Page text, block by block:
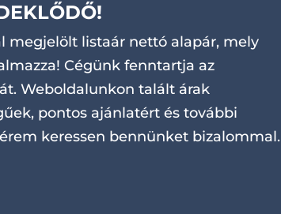
megjelölt listaár nettó alapár, mely
Cégünk fenntartja az
Weboldalunkon talált árak
pontos ajánlatért és további
keressen bennünket bizalommal.